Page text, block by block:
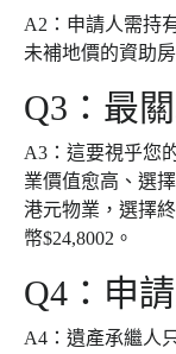
A2：申請人需持
未補地價的資助
Q3：最
A3：這要視乎您
業價值愈高、選
港元物業，選擇
幣$24,8002。
Q4：申
A4：遺產承繼人